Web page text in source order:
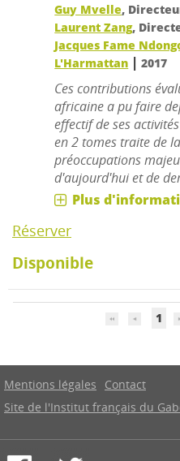
Guy Mvelle,
Laurent Zang,
Jacques Fame
L'Harmattan |2017
Ces contributions
africaine a pu faire
effectif de ses
en 2 tomes traite de
préoccupations
d'aujourd'hui et de
Plus
Réserver
Disponible
1
Mentions légales
Contact
Site de l'Institut français du